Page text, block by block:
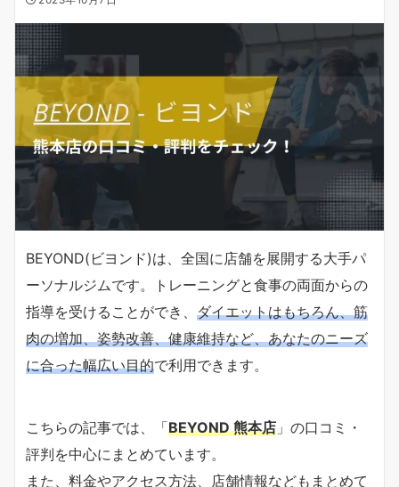
BEYOND(ビヨンド)は、全国に店舗を展開する大手パ
ーソナルジムです。トレーニングと食事の両面からの
指導を受けることができ、 ダイエットはもちろん、筋
肉の増加、姿勢改善、健康維持など、あなたのニーズ
に合った幅広い目的で利用できます。
こちらの記事では、「BEYOND 熊本店 」の口コミ・
評判を中心にまとめています。
また、料金やアクセス方法、店舗情報などもまとめて